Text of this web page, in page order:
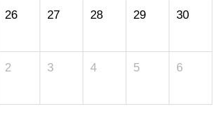
26 27 28 29 30
2 3 4 5 6